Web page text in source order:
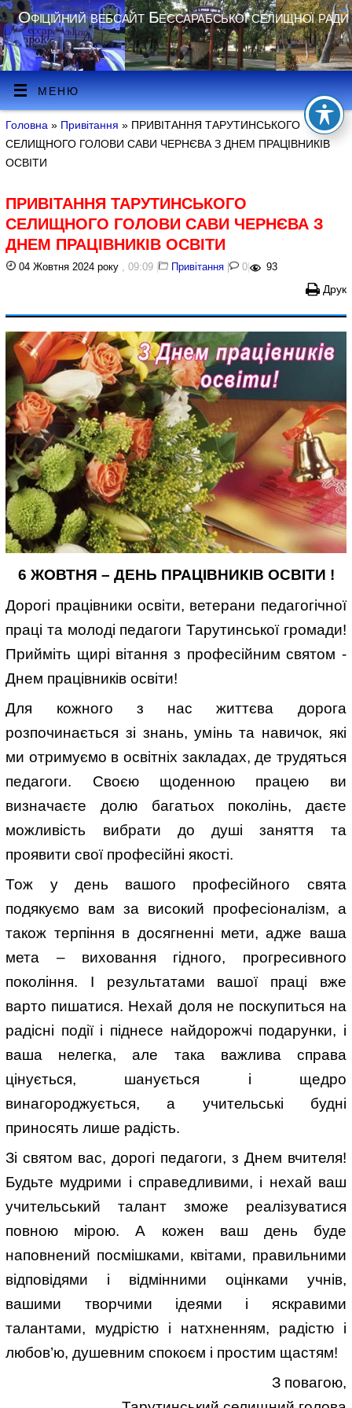
Офіційний вебсайт Бессарабської селищної ради
МЕНЮ
Головна » Привітання » ПРИВІТАННЯ ТАРУТИНСЬКОГО
СЕЛИЩНОГО ГОЛОВИ САВИ ЧЕРНЄВА З ДНЕМ ПРАЦІВНИКІВ
ОСВІТИ
ПРИВІТАННЯ ТАРУТИНСЬКОГО
СЕЛИЩНОГО ГОЛОВИ САВИ ЧЕРНЄВА З
ДНЕМ ПРАЦІВНИКІВ ОСВІТИ
04 Жовтня 2024 року , 09:09 | Привітання | 0 | 93
Друк
6 ЖОВТНЯ – ДЕНЬ ПРАЦІВНИКІВ ОСВІТИ !
Дорогі працівники освіти, ветерани педагогічної
праці та молоді педагоги Тарутинської громади!
Прийміть щирі вітання з професійним святом -
Днем працівників освіти!
Для кожного з нас життєва дорога
розпочинається зі знань, умінь та навичок, які
ми отримуємо в освітніх закладах, де трудяться
педагоги. Своєю щоденною працею ви
визначаєте долю багатьох поколінь, даєте
можливість вибрати до душі заняття та
проявити свої професійні якості.
Тож у день вашого професійного свята
подякуємо вам за високий професіоналізм, а
також терпіння в досягненні мети, адже ваша
мета – виховання гідного, прогресивного
покоління. І результатами вашої праці вже
варто пишатися. Нехай доля не поскупиться на
радісні події і піднесе найдорожчі подарунки, і
ваша нелегка, але така важлива справа
цінується, шанується і щедро
винагороджується, а учительські будні
приносять лише радість.
Зі святом вас, дорогі педагоги, з Днем вчителя!
Будьте мудрими і справедливими, і нехай ваш
учительський талант зможе реалізуватися
повною мірою. А кожен ваш день буде
наповнений посмішками, квітами, правильними
відповідями і відмінними оцінками учнів,
вашими творчими ідеями і яскравими
талантами, мудрістю і натхненням, радістю і
любов’ю, душевним спокоєм і простим щастям!
З повагою,